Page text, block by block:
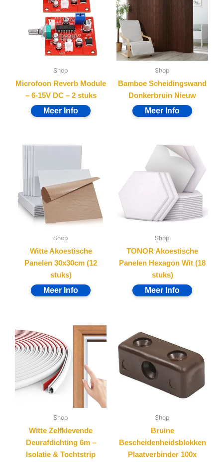
Shop
Microfoon Reverb Module
– 6-15V DC – 2 stuks
Shop
Bamboe Scheidingswand
Donkerbruin Nieuw
Shop
Witte Akoestische
Panelen 30x30cm (12
stuks)
Shop
TONOR Akoestische
Panelen Hexagon Wit (18
stuks)
Shop
Witte Zelfklevende
Deurafdichting 6m –
Isolatie & Tochtstrip
Shop
Bruine
Bescheidenheidsblokken
Plaatverbinder 100x